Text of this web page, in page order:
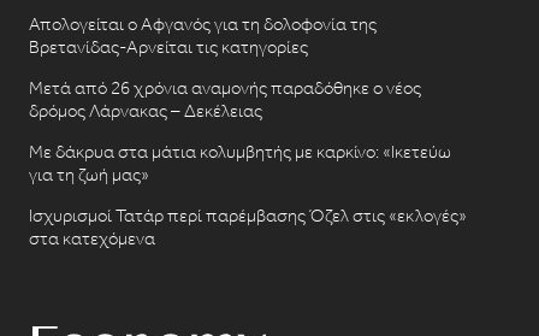
Απολογείται ο Αφγανός για τη δολοφονία της
Βρετανίδας-Αρνείται τις κατηγορίες
Μετά από 26 χρόνια αναμονής παραδόθηκε ο νέος
δρόμος Λάρνακας – Δεκέλειας
Με δάκρυα στα μάτια κολυμβητής με καρκίνο: «Ικετεύω
για τη ζωή μας»
Ισχυρισμοί Τατάρ περί παρέμβασης Όζελ στις «εκλογές»
στα κατεχόμενα